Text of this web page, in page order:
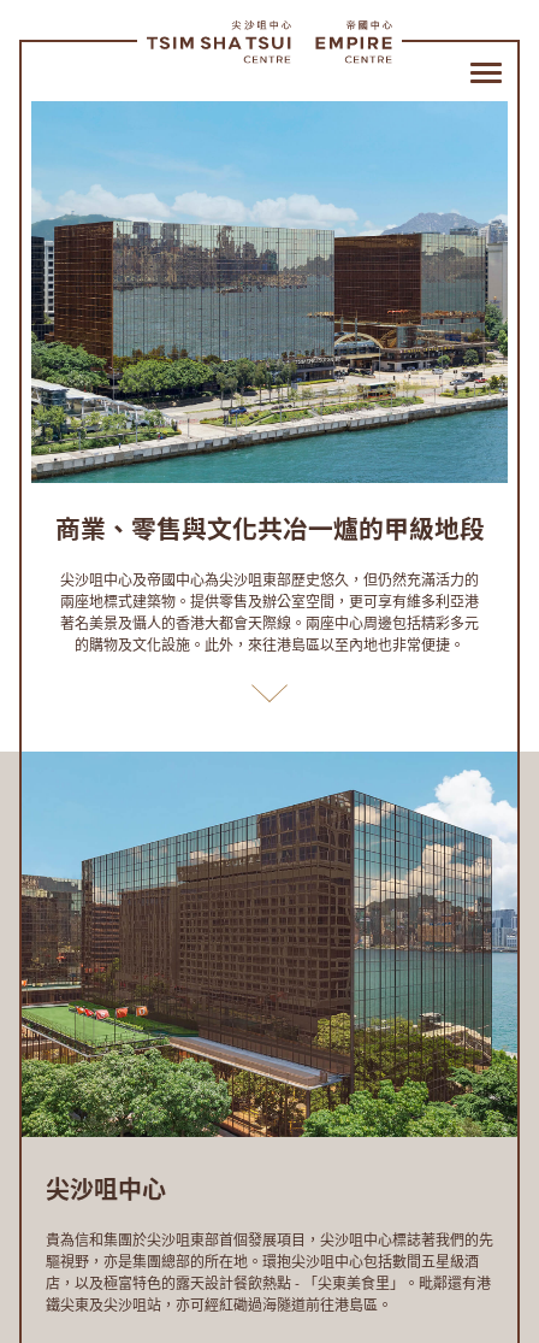
沙
咀
中
心
帝
國
中
心
商業、零售與文化共冶一爐的甲級地段
尖沙咀中心及帝國中心為尖沙咀東部歷史悠久，但仍然充滿活力的
兩座地標式建築物。提供零售及辦公室空間，更可享有維多利亞港
著名美景及懾人的香港大都會天際線。兩座中心周邊包括精彩多元
的購物及文化設施。此外，來往港島區以至內地也非常便捷。
尖沙咀中心
貴為信和集團於尖沙咀東部首個發展項目，尖沙咀中心標誌著我們的先
驅視野，亦是集團總部的所在地。環抱尖沙咀中心包括數間五星級酒
店，以及極富特色的露天設計餐飲熱點 - 「尖東美食里」。毗鄰還有港
鐵尖東及尖沙咀站，亦可經紅磡過海隧道前往港島區。